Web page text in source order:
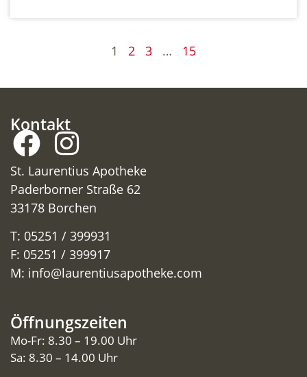
1 2 3 … 15
Kontakt
St. Laurentius Apotheke
Paderborner Straße 62
33178 Borchen
T: 05251 / 399931
F: 05251 / 399917
M: info@laurentiusapotheke.com
Öffnungszeiten
Mo-Fr: 8.30 – 19.00 Uhr
Sa: 8.30 – 14.00 Uhr